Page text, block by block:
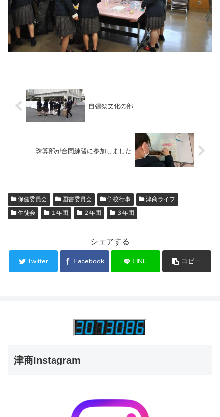
自彊祭文化の部
珠算部が合同練習に参加しました
保健委員会 図書委員会 学校行事
津商ライフ
生徒会
１年団 ２年団 ３年団
シェアする
Twitter Facebook LINE コピー
津商Instagram